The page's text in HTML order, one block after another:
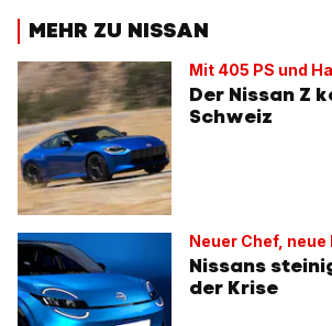
MEHR ZU NISSAN
Mit 405 PS und
Der Nissan Z
Schweiz
Neuer Chef, neue
Nissans
der Krise